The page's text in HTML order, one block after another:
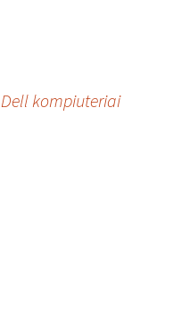
Dell kompiuteriai